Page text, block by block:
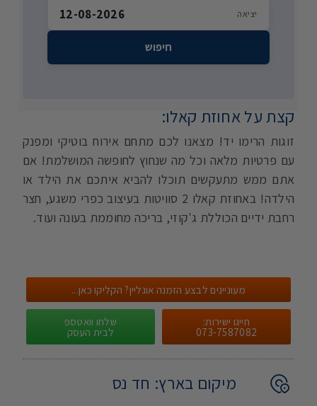
קצת על אחוזת קאלו:
זוגות הרימו יד! מצאנו לכם מתחם אירוח בוטיקי ומפנק
עם פרטיות מלאה וכל מה שנחוץ לחופשה המושלמת! אם
אתם ממש מתעקשים תוכלו להביא איתכם את הילד או
הילדה! באחוזת קאלו 2 סוויטות בעיצוב כפרי משגע, חצר
רחבת ידיים הכוללת ג'קוזי, בריכה מחוממת בעונה ועוד.
מעוניינים לבצע הזמנה אונליין? הקליקו כאן...
חייגו ישירות:
073-7587082
שלחו וואטספ
לבית העסק
מיקום בארץ: חד נס
יציאה 12-08-2026
חיפוש